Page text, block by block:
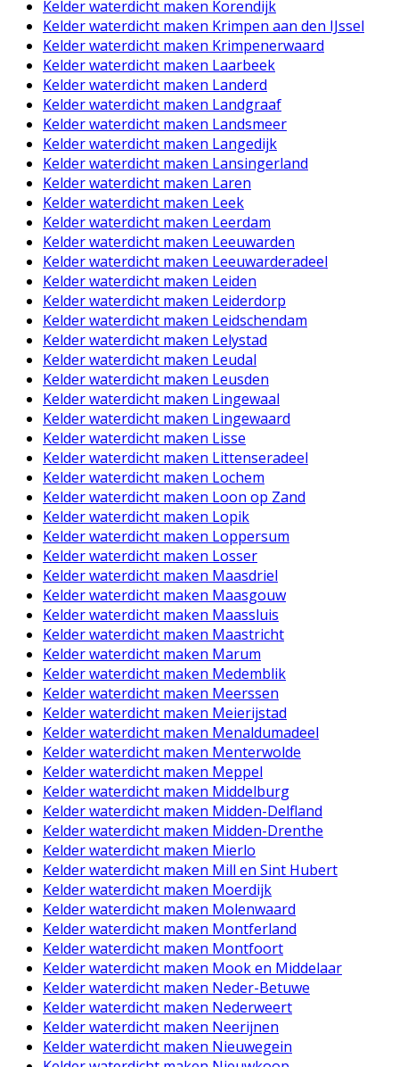
Kelder waterdicht maken Korendijk
Kelder waterdicht maken Krimpen aan den IJssel
Kelder waterdicht maken Krimpenerwaard
Kelder waterdicht maken Laarbeek
Kelder waterdicht maken Landerd
Kelder waterdicht maken Landgraaf
Kelder waterdicht maken Landsmeer
Kelder waterdicht maken Langedijk
Kelder waterdicht maken Lansingerland
Kelder waterdicht maken Laren
Kelder waterdicht maken Leek
Kelder waterdicht maken Leerdam
Kelder waterdicht maken Leeuwarden
Kelder waterdicht maken Leeuwarderadeel
Kelder waterdicht maken Leiden
Kelder waterdicht maken Leiderdorp
Kelder waterdicht maken Leidschendam
Kelder waterdicht maken Lelystad
Kelder waterdicht maken Leudal
Kelder waterdicht maken Leusden
Kelder waterdicht maken Lingewaal
Kelder waterdicht maken Lingewaard
Kelder waterdicht maken Lisse
Kelder waterdicht maken Littenseradeel
Kelder waterdicht maken Lochem
Kelder waterdicht maken Loon op Zand
Kelder waterdicht maken Lopik
Kelder waterdicht maken Loppersum
Kelder waterdicht maken Losser
Kelder waterdicht maken Maasdriel
Kelder waterdicht maken Maasgouw
Kelder waterdicht maken Maassluis
Kelder waterdicht maken Maastricht
Kelder waterdicht maken Marum
Kelder waterdicht maken Medemblik
Kelder waterdicht maken Meerssen
Kelder waterdicht maken Meierijstad
Kelder waterdicht maken Menaldumadeel
Kelder waterdicht maken Menterwolde
Kelder waterdicht maken Meppel
Kelder waterdicht maken Middelburg
Kelder waterdicht maken Midden-Delfland
Kelder waterdicht maken Midden-Drenthe
Kelder waterdicht maken Mierlo
Kelder waterdicht maken Mill en Sint Hubert
Kelder waterdicht maken Moerdijk
Kelder waterdicht maken Molenwaard
Kelder waterdicht maken Montferland
Kelder waterdicht maken Montfoort
Kelder waterdicht maken Mook en Middelaar
Kelder waterdicht maken Neder-Betuwe
Kelder waterdicht maken Nederweert
Kelder waterdicht maken Neerijnen
Kelder waterdicht maken Nieuwegein